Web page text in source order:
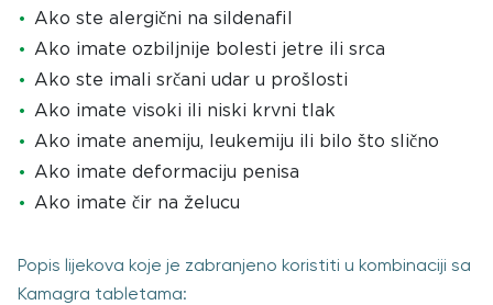
Ako ste alergični na sildenafil
Ako imate ozbiljnije bolesti jetre ili srca
Ako ste imali srčani udar u prošlosti
Ako imate visoki ili niski krvni tlak
Ako imate anemiju, leukemiju ili bilo što slično
Ako imate deformaciju penisa
Ako imate čir na želucu
Popis lijekova koje je zabranjeno koristiti u kombinaciji sa
Kamagra tabletama: